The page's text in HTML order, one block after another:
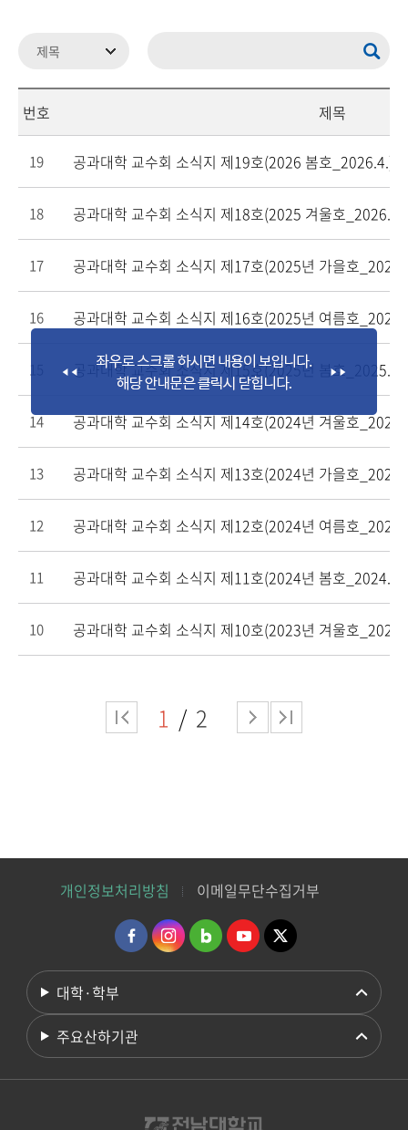
번호 제목
19 공과대학 교수회 소식지 제19호(2026 봄호_2026.4.)
18 공과대학 교수회 소식지 제18호(2025 겨울호_2026.1.)
17 공과대학 교수회 소식지 제17호(2025년 가을호
16 공과대학 교수회 소식지 제16호(2025년 여름호
15 공과대학 교수회 소식지 제15호(2025년 봄호_2025.4.)
14 공과대학 교수회 소식지 제14호(2024년 겨울호
13 공과대학 교수회 소식지 제13호(2024년 가을호
12 공과대학 교수회 소식지 제12호(2024년 여름호
11 공과대학 교수회 소식지 제11호(2024년 봄호_2024.
10 공과대학 교수회 소식지 제10호(2023년 겨울호
1 2
개인정보처리방침 이메일무단수집거부
대학·학부
주요산하기관